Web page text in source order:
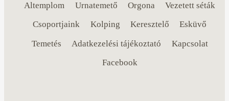
Altemplom Urnatemető Orgona
Vezetett séták
Csoportjaink
Kolping Keresztelő
Esküvő
Temetés
Adatkezelési tájékoztató
Kapcsolat
Facebook